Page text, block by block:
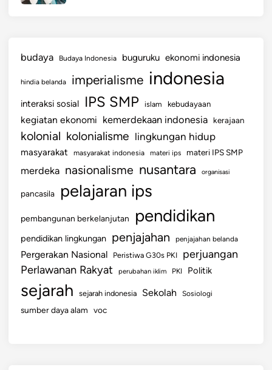
budaya Budaya Indonesia buguruku ekonomi indonesia
hindia belanda imperialisme indonesia
interaksi sosial IPS SMP islam kebudayaan
kegiatan ekonomi kemerdekaan indonesia kerajaan
kolonial kolonialisme lingkungan hidup
masyarakat masyarakat indonesia materi ips materi IPS SMP
merdeka nasionalisme nusantara organisasi
pancasila pelajaran ips
pembangunan berkelanjutan pendidikan
pendidikan lingkungan penjajahan penjajahan belanda
Pergerakan Nasional Peristiwa G30s PKI perjuangan
Perlawanan Rakyat perubahan iklim PKI Politik
sejarah sejarah indonesia Sekolah Sosiologi
sumber daya alam voc